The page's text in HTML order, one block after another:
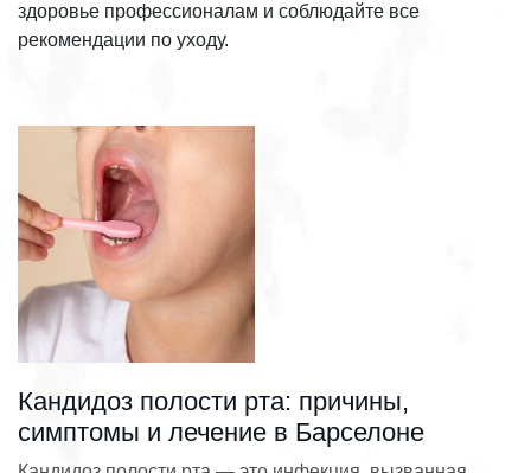
здоровье профессионалам и соблюдайте все
рекомендации по уходу.
Кандидоз полости рта: причины,
симптомы и лечение в Барселоне